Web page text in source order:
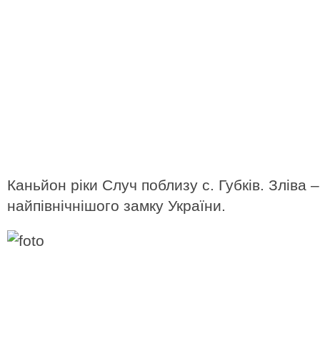
Каньйон ріки Случ поблизу с. Губків. Зліва
найпівнічнішого замку України.